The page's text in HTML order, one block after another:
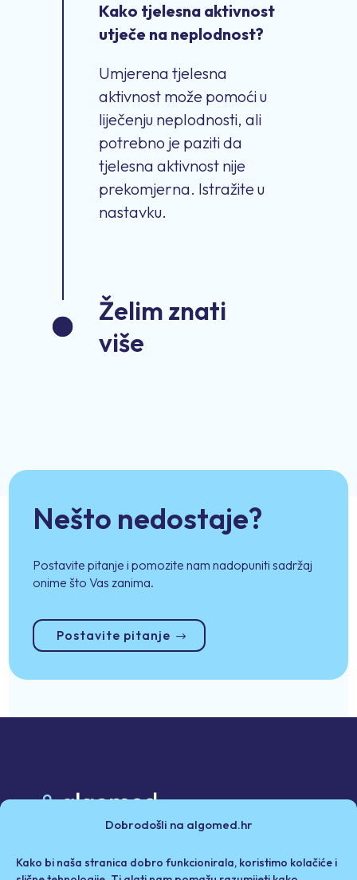
Dobrodošli na algomed.hr
Kako bi naša stranica dobro funkcionirala, koristimo kolačiće i
Kako tjelesna aktivnost
utječe na neplodnost?
Umjerena tjelesna
aktivnost može pomoći u
liječenju neplodnosti, ali
potrebno je paziti da
tjelesna aktivnost nije
prekomjerna. Istražite u
nastavku.
Želim znati
više
Nešto nedostaje?
Postavite pitanje i pomozite nam nadopuniti sadržaj
onime što Vas zanima.
Postavite pitanje
Politika privatnosti i kolačići
Iza Algomeda